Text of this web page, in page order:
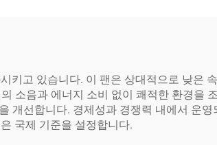
키고 있습니다. 이 팬은 상대적으로 낮은
소음과 에너지 소비 없이 쾌적한 환경을
개선합니다. 경제성과 경쟁력 내에서 운
국제 기준을 설정합니다.